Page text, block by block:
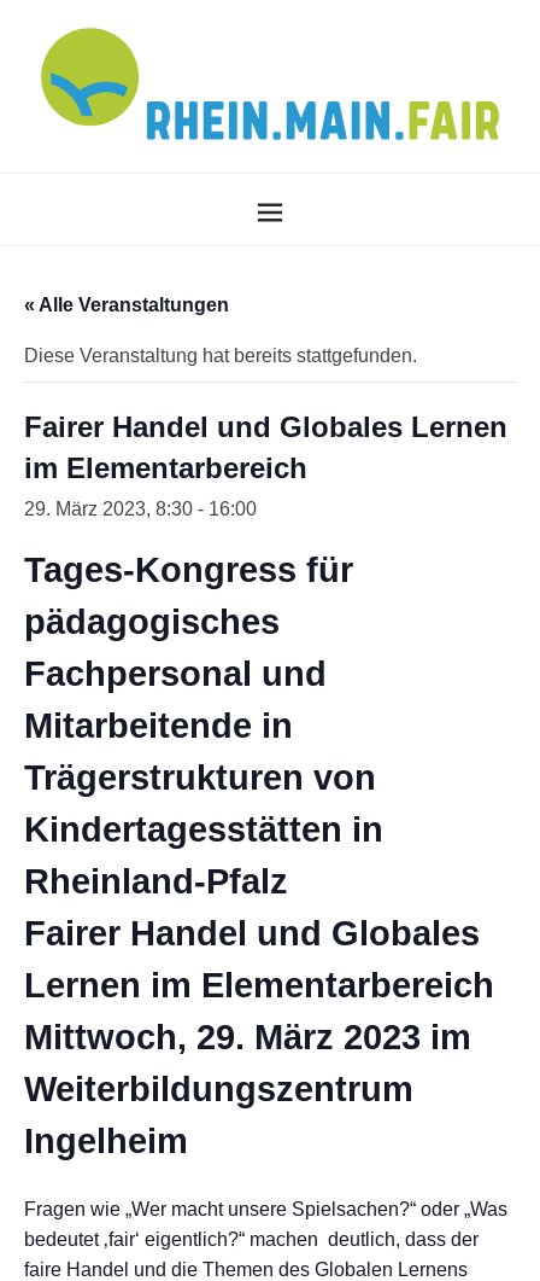
« Alle Veranstaltungen
Diese Veranstaltung hat bereits stattgefunden.
Fairer Handel und Globales Lernen
im Elementarbereich
29. März 2023, 8:30 - 16:00
Tages-Kongress für
pädagogisches
Fachpersonal und
Mitarbeitende in
Trägerstrukturen von
Kindertagesstätten in
Rheinland-Pfalz
Fairer Handel und Globales
Lernen im Elementarbereich
Mittwoch, 29. März 2023 im
Weiterbildungszentrum
Ingelheim
Fragen wie „Wer macht unsere Spielsachen?“ oder „Was
bedeutet ‚fair‘ eigentlich?“ machen deutlich, dass der
faire Handel und die Themen des Globalen Lernens